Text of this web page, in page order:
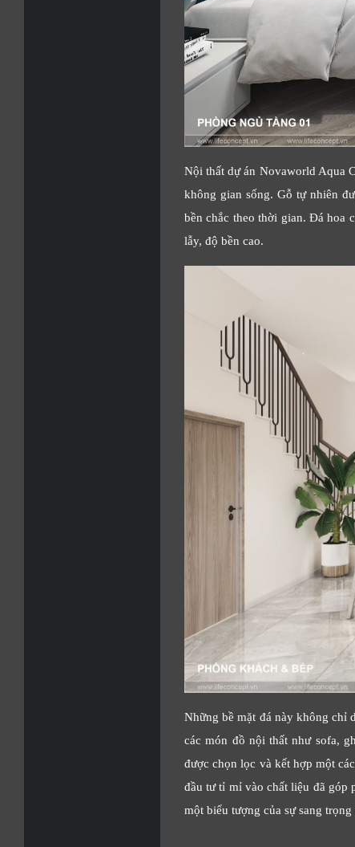
Nội thất dự án Novaworld Aqua
không gian sống. Gỗ tự nhiên
bền chắc theo thời gian. Đá hoa
lẫy, độ bền cao.
Những bề mặt đá này không chỉ
các món đồ nội thất như sofa,
được chọn lọc và kết hợp một
đầu tư tỉ mỉ vào chất liệu đã góp
một biểu tượng của sự sang trọng